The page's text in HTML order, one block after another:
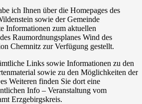
ich Ihnen über die Homepages des
sowie der Gemeinde
Informationen zum aktuellen
Raumordnungsplanes Wind des
Chemnitz zur Verfügung gestellt.
Links sowie Informationen zu den
sowie zu den Möglichkeiten der
Weiteren finden Sie dort eine
Info – Veranstaltung vom
Erzgebirgskreis.